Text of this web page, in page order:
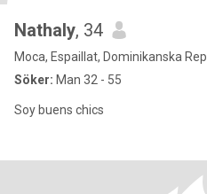
Nathaly, 34
Moca, Espaillat, Dominikanska Rep.
Söker: Man 32 - 55
Soy buens chics